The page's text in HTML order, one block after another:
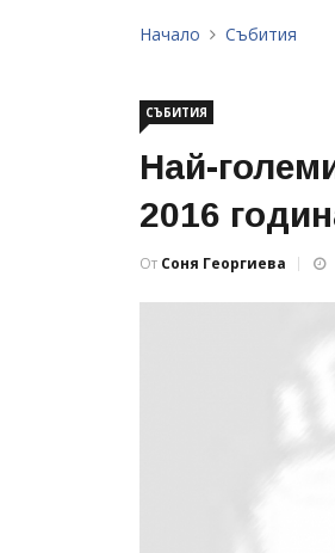
Начало Събития
СЪБИТИЯ
Най-
2016
От Соня Георгиева